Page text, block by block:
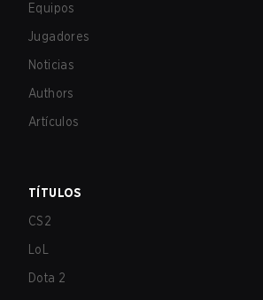
Equipos
Jugadores
Noticias
Authors
Artículos
TÍTULOS
CS2
LoL
Dota 2